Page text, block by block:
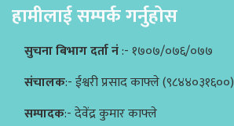
हामीलाई सम्पर्क गर्नुहोस
सुचना बिभाग दर्ता नं:- १७०७/०७६/०७७
संचालक:- ईश्वरी प्रसाद काफ्ले (९८४४०३१६००)
सम्पादक:- देवेंद्र कुमार काफ्ले